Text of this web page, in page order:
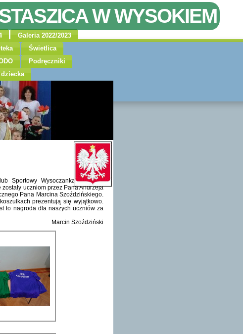
W WYSOKIEM
Galeria 2022/2023
Świetlica
Podręczniki
dziecka
Sportowy Wysoczanka Wysokie,
uczniom przez Pana Andrzeja
Pana Marcina Szoździńskiego.
prezentują się wyjątkowo.
to nagroda dla naszych uczniów za
Marcin Szoździński